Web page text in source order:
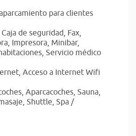
para clientes
Caja de seguridad, Fax,
Impresora, Minibar,
Servicio médico
Acceso a Internet Wifi
Aparcacoches, Sauna,
Shuttle, Spa /